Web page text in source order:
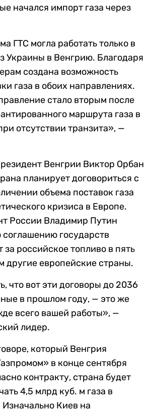
начался импорт газа через
ГТС могла работать только в
Украины в Венгрию. Благодаря
создана возможность
газа в обоих направлениях.
стало вторым после
маршрута газа в
отсутствии транзита», —
Венгрии Виктор Орбан
планирует договориться с
объема поставок газа
кризиса в Европе.
России Владимир Путин
соглашению государств
за российское топливо в пять
другие европейские страны.
что вот эти договоры до 2036
в прошлом году, — это же
всего вашей работы», —
лидер.
который Венгрия
в конце сентября
контракту, страна будет
4,5 млрд куб. м газа в
Изначально Киев на